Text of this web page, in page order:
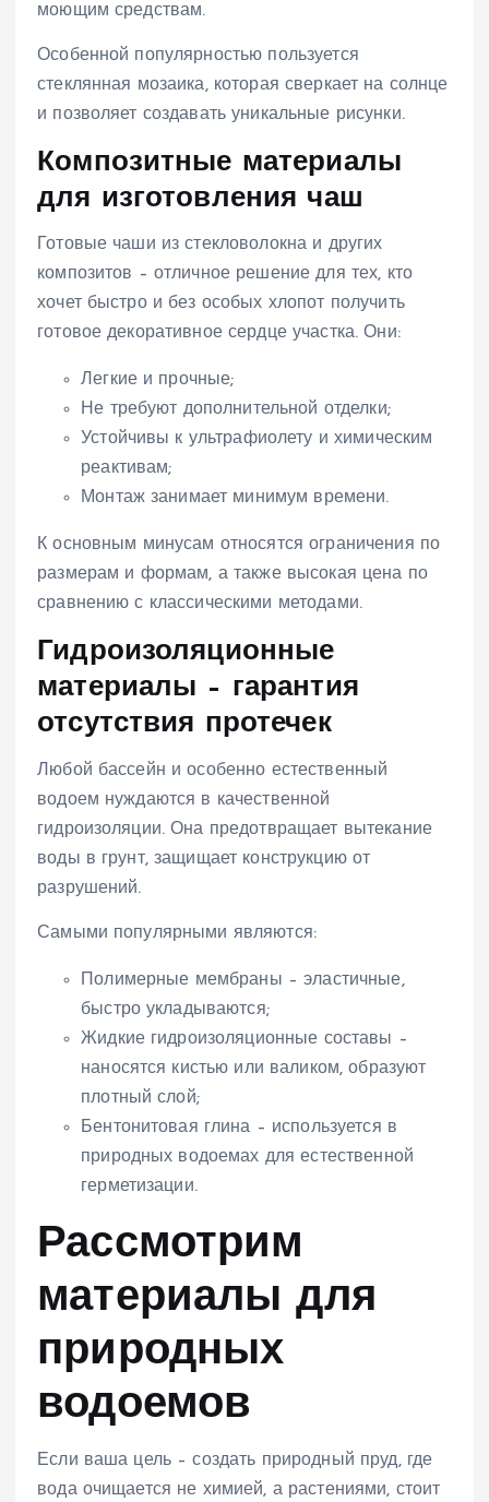
моющим средствам.
Особенной популярностью пользуется
стеклянная мозаика, которая сверкает на солнце
и позволяет создавать уникальные рисунки.
Композитные материалы
для изготовления чаш
Готовые чаши из стекловолокна и других
композитов – отличное решение для тех, кто
хочет быстро и без особых хлопот получить
готовое декоративное сердце участка. Они:
Легкие и прочные;
Не требуют дополнительной отделки;
Устойчивы к ультрафиолету и химическим
реактивам;
Монтаж занимает минимум времени.
К основным минусам относятся ограничения по
размерам и формам, а также высокая цена по
сравнению с классическими методами.
Гидроизоляционные
материалы – гарантия
отсутствия протечек
Любой бассейн и особенно естественный
водоем нуждаются в качественной
гидроизоляции. Она предотвращает вытекание
воды в грунт, защищает конструкцию от
разрушений.
Самыми популярными являются:
Полимерные мембраны – эластичные,
быстро укладываются;
Жидкие гидроизоляционные составы –
наносятся кистью или валиком, образуют
плотный слой;
Бентонитовая глина – используется в
природных водоемах для естественной
герметизации.
Рассмотрим
материалы для
природных
водоемов
Если ваша цель – создать природный пруд, где
вода очищается не химией, а растениями, стоит